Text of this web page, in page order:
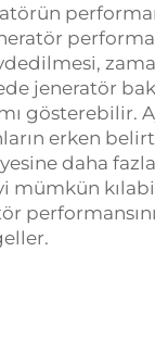
jeneratör
gösterebilir.
erken
daha
mümkün